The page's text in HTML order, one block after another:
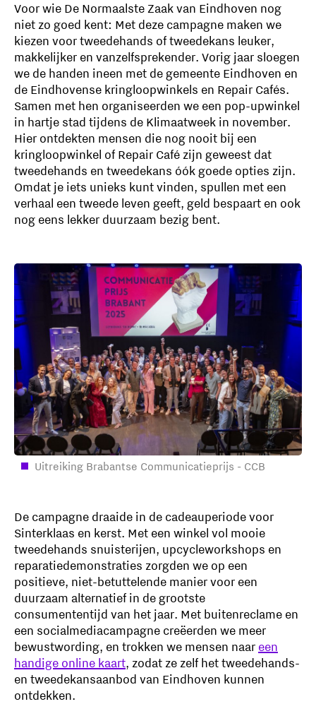
Voor wie De Normaalste Zaak van Eindhoven nog
niet zo goed kent: Met deze campagne maken we
kiezen voor tweedehands of tweedekans leuker,
makkelijker en vanzelfsprekender. Vorig jaar sloegen
we de handen ineen met de gemeente Eindhoven en
de Eindhovense kringloopwinkels en Repair Cafés.
Samen met hen organiseerden we een pop-upwinkel
in hartje stad tijdens de Klimaatweek in november.
Hier ontdekten mensen die nog nooit bij een
kringloopwinkel of Repair Café zijn geweest dat
tweedehands en tweedekans óók goede opties zijn.
Omdat je iets unieks kunt vinden, spullen met een
verhaal een tweede leven geeft, geld bespaart en ook
nog eens lekker duurzaam bezig bent.
Uitreiking Brabantse Communicatieprijs - CCB
De campagne draaide in de cadeauperiode voor
Sinterklaas en kerst. Met een winkel vol mooie
tweedehands snuisterijen, upcycleworkshops en
reparatiedemonstraties zorgden we op een
positieve, niet-betuttelende manier voor een
duurzaam alternatief in de grootste
consumententijd van het jaar. Met buitenreclame en
een socialmediacampagne creëerden we meer
bewustwording, en trokken we mensen naar een
handige online kaart, zodat ze zelf het tweedehands-
en tweedekansaanbod van Eindhoven kunnen
ontdekken.